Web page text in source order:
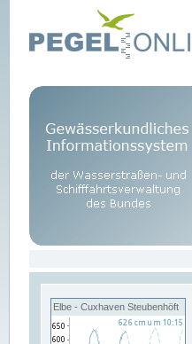
Elbe - Cuxhaven Steubenhöft